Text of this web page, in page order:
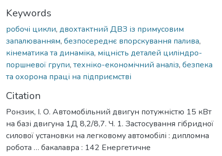
Keywords
робочі цикли, двохтактний ДВЗ із примусовим
запалюванням, безпосереднє впорскування палива,
кінематика та динаміка, міцність деталей циліндро-
поршневої групи, техніко-економічний аналіз, безпека
та охорона праці на підприємстві
Citation
Ронзик, І. О. Автомобільний двигун потужністю 15 кВт
на базі двигуна 1Д 8,2/8,7. Ч. 1. Застосування гібридної
силової установки на легковому автомобілі : дипломна
робота … бакалавра : 142 Енергетичне